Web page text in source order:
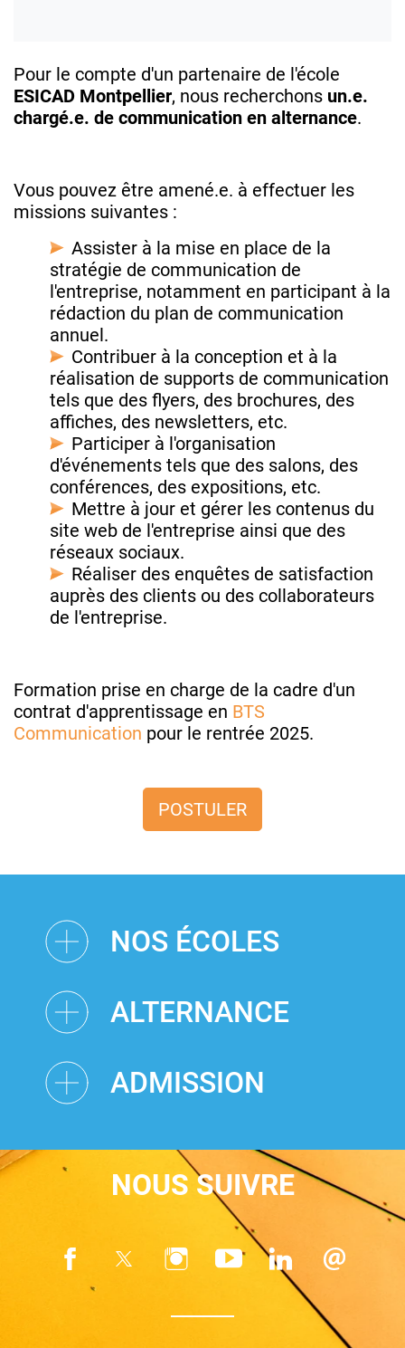
Pour le compte d'un partenaire de l'école
ESICAD Montpellier, nous recherchons un.e.
chargé.e. de communication en alternance.
Vous pouvez être amené.e. à effectuer les
missions suivantes :
Assister à la mise en place de la
stratégie de communication de
l'entreprise, notamment en participant à la
rédaction du plan de communication
annuel.
Contribuer à la conception et à la
réalisation de supports de communication
tels que des flyers, des brochures, des
affiches, des newsletters, etc.
Participer à l'organisation
d'événements tels que des salons, des
conférences, des expositions, etc.
Mettre à jour et gérer les contenus du
site web de l'entreprise ainsi que des
réseaux sociaux.
Réaliser des enquêtes de satisfaction
auprès des clients ou des collaborateurs
de l'entreprise.
Formation prise en charge de la cadre d'un
contrat d'apprentissage en BTS
Communication pour le rentrée 2025.
POSTULER
NOS ÉCOLES
ALTERNANCE
ADMISSION
NOUS SUIVRE